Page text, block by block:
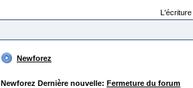
Newforez
Newforez Dernière nouvelle: Fermeture du forum